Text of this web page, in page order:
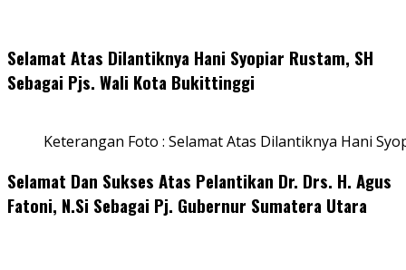
Selamat Atas Dilantiknya Hani Syopiar Rustam, SH
Sebagai Pjs. Wali Kota Bukittinggi
Keterangan Foto : Selamat Atas Dilantiknya Hani
Selamat Dan Sukses Atas Pelantikan Dr. Drs. H. Agus
Fatoni, N.Si Sebagai Pj. Gubernur Sumatera Utara